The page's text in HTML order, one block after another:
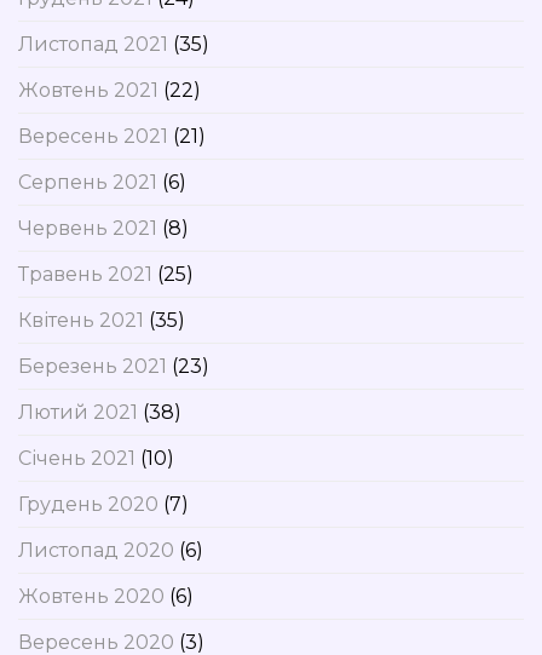
Листопад 2021 (35)
Жовтень 2021 (22)
Вересень 2021 (21)
Серпень 2021 (6)
Червень 2021 (8)
Травень 2021 (25)
Квітень 2021 (35)
Березень 2021 (23)
Лютий 2021 (38)
Січень 2021 (10)
Грудень 2020 (7)
Листопад 2020 (6)
Жовтень 2020 (6)
Вересень 2020 (3)